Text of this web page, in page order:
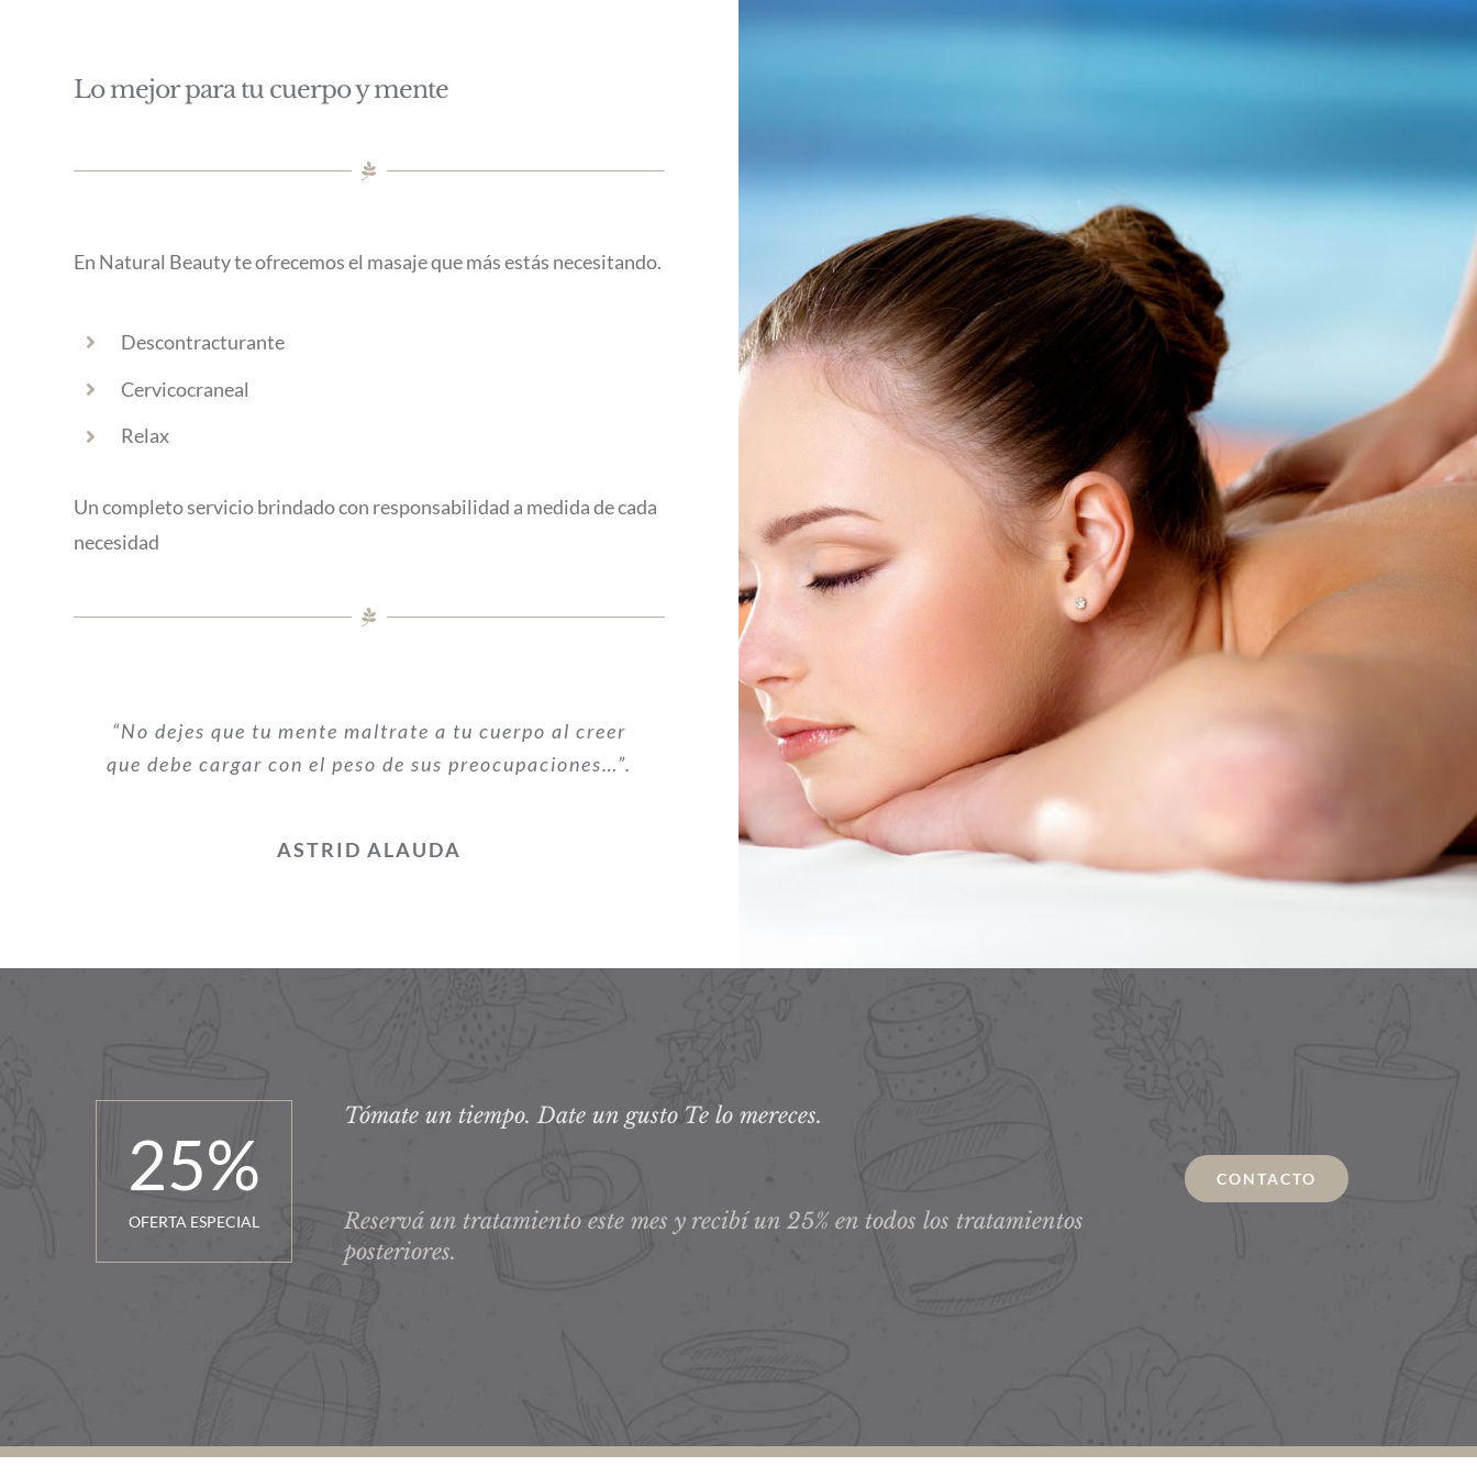
Lo mejor para tu cuerpo y mente
En Natural Beauty te ofrecemos el masaje que más estás necesitando.
Descontracturante
Cervicocraneal
Relax
Un completo servicio brindado con responsabilidad a medida de cada
necesidad
“No dejes que tu mente maltrate a tu cuerpo al creer
que debe cargar con el peso de sus preocupaciones…”.
ASTRID ALAUDA
25%
OFERTA ESPECIAL
Tómate un tiempo. Date un gusto Te lo mereces.
Reservá un tratamiento este mes y recibí un 25% en todos los tratamientos
posteriores.
CONTACTO